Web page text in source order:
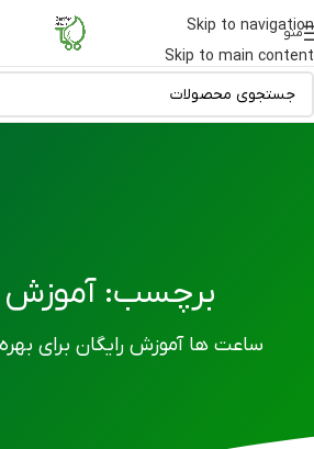
Skip to navigation
Skip to main content
منو
برچسب:
ساعت ها آموزش رایگان برای